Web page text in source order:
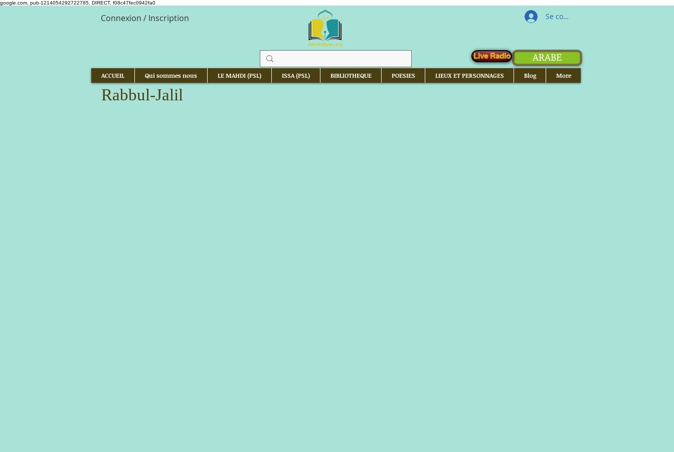
google.com, pub-1214054292722785, DIRECT, f08c47fec0942fa0
Connexion / Inscription Se connecter
ARABE
Live Radio
ACCUEIL Qui sommes nous LE MAHDI (PSL) ISSA (PSL) BIBLIOTHEQUE POESIES LIEUX ET PERSONNAGES Blog More
Rabbul-Jalil